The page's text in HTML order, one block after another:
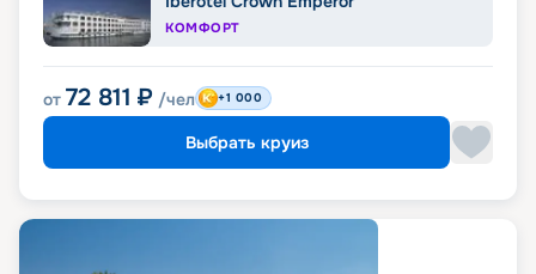
КОМФОРТ
от 72 811 ₽ /чел +1 000
Выбрать круиз